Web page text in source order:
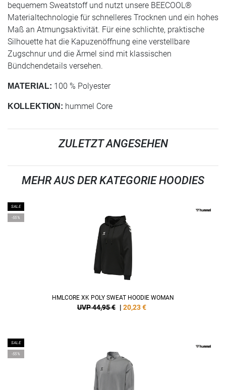
bequemem Sweatstoff und nutzt unsere BEECOOL®
Materialtechnologie für schnelleres Trocknen und ein hohes
Maß an Atmungsaktivität. Für eine schlichte, praktische
Silhouette hat die Kapuzenöffnung eine verstellbare
Zugschnur und die Ärmel sind mit klassischen
Bündchendetails versehen.
MATERIAL: 100 % Polyester
KOLLEKTION: hummel Core
ZULETZT ANGESEHEN
MEHR AUS DER KATEGORIE HOODIES
SALE
-55%
HMLCORE XK POLY SWEAT HOODIE WOMAN
UVP 44,95 € | 20,23€
SALE
-55%